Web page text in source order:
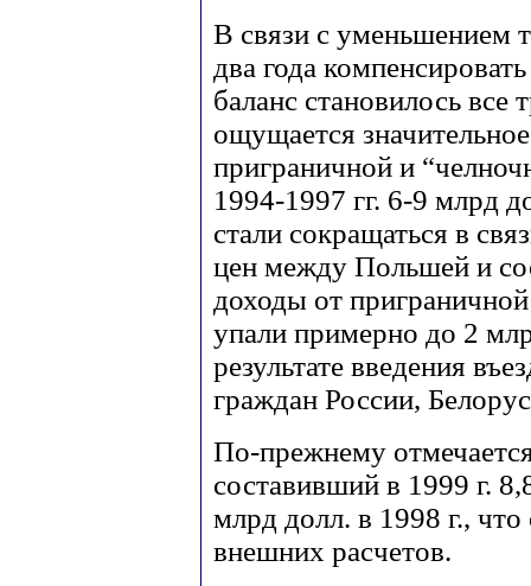
В связи с уменьшением
два года
баланс становилось все
ощущается
приграничной и
1994-1997 гг. 6-9 млрд
стали сокращаться в
цен между Польшей и
доходы от
упали примерно до 2
результате введения
граждан России,
По-прежнему
составивший в 1999 г.
млрд долл. в 1998 г., что
внешних расчетов.